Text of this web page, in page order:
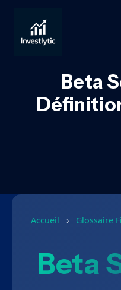
contenu
Beta
Accueil › Glossaire
Beta